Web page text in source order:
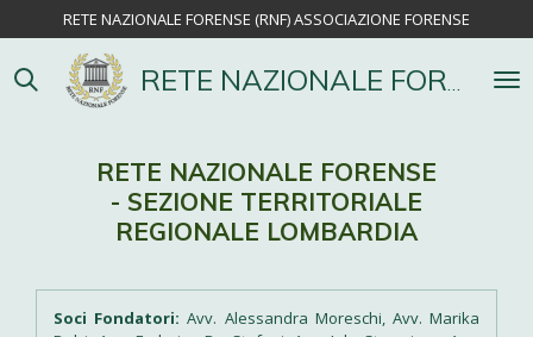
contenuto
principale
RETE NAZIONALE FORENSE
RETE NAZIONALE FORENSE (RNF) ASSOCIAZIONE FORENSE
RETE NAZIONALE FORENSE
- SEZIONE TERRITORIALE
REGIONALE LOMBARDIA
Soci Fondatori:Avv. Alessandra Moreschi, Avv. Marika